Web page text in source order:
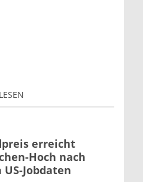
erreicht
Hoch nach
Jobdaten